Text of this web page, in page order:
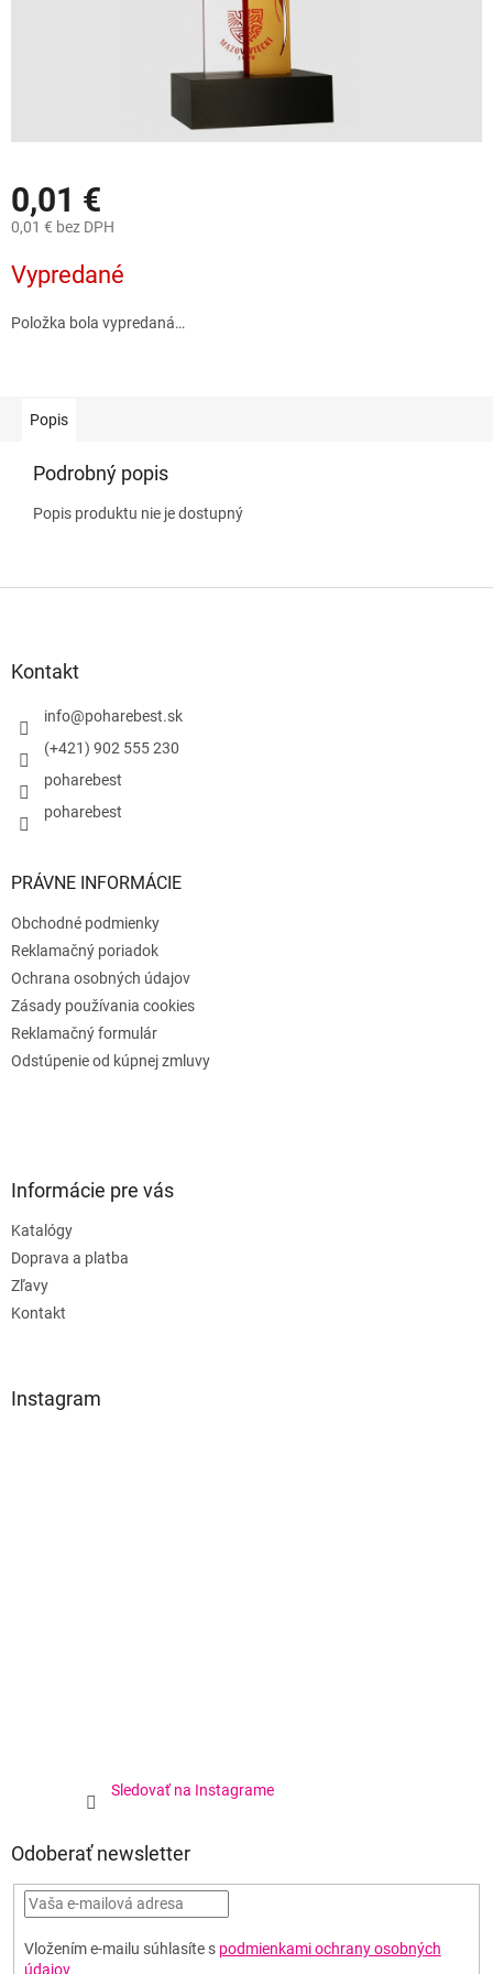
0,01 €
0,01 € bez DPH
cena:
Vypredané
Položka bola vypredaná…
Popis
Podrobný popis
Popis produktu nie je dostupný
Kontakt
info@poharebest.sk
(+421) 902 555 230
poharebest
poharebest
PRÁVNE INFORMÁCIE
Obchodné podmienky
Reklamačný poriadok
Ochrana osobných údajov
Zásady používania cookies
Reklamačný formulár
Odstúpenie od kúpnej zmluvy
Informácie pre vás
Katalógy
Doprava a platba
Zľavy
Kontakt
Instagram
Sledovať na Instagrame
Odoberať newsletter
Vložením e-mailu súhlasíte s podmienkami ochrany osobných
údajov